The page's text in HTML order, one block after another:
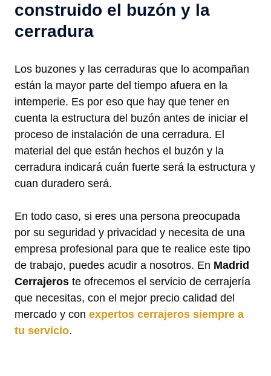
construido el buzón y la
cerradura
Los buzones y las cerraduras que lo acompañan
están la mayor parte del tiempo afuera en la
intemperie. Es por eso que hay que tener en
cuenta la estructura del buzón antes de iniciar el
proceso de instalación de una cerradura. El
material del que están hechos el buzón y la
cerradura indicará cuán fuerte será la estructura y
cuan duradero será.
En todo caso, si eres una persona preocupada
por su seguridad y privacidad y necesita de una
empresa profesional para que te realice este tipo
de trabajo, puedes acudir a nosotros. En Madrid
Cerrajeros te ofrecemos el servicio de cerrajería
que necesitas, con el mejor precio calidad del
mercado y con expertos cerrajeros siempre a
tu servicio.